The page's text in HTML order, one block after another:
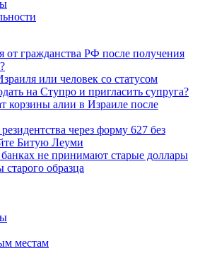
от гражданства РФ после получения
или человек со статусом
на Ступро и пригласить супруга?
корзины алии в Израиле после
через форму 627 без
Битую Леуми
не принимают старые доллары
образца
местам